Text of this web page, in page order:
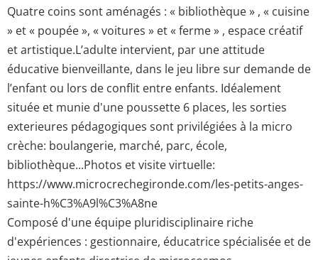
Quatre coins sont aménagés : « bibliothèque » , « cuisine
» et « poupée », « voitures » et « ferme » , espace créatif
et artistique.L’adulte intervient, par une attitude
éducative bienveillante, dans le jeu libre sur demande de
l’enfant ou lors de conflit entre enfants. Idéalement
située et munie d'une poussette 6 places, les sorties
exterieures pédagogiques sont privilégiées à la micro
crèche: boulangerie, marché, parc, école,
bibliothèque...Photos et visite virtuelle:
https://www.microcrechegironde.com/les-petits-anges-
sainte-h%C3%A9l%C3%A8ne
Composé d'une équipe pluridisciplinaire riche
d'expériences : gestionnaire, éducatrice spécialisée et de